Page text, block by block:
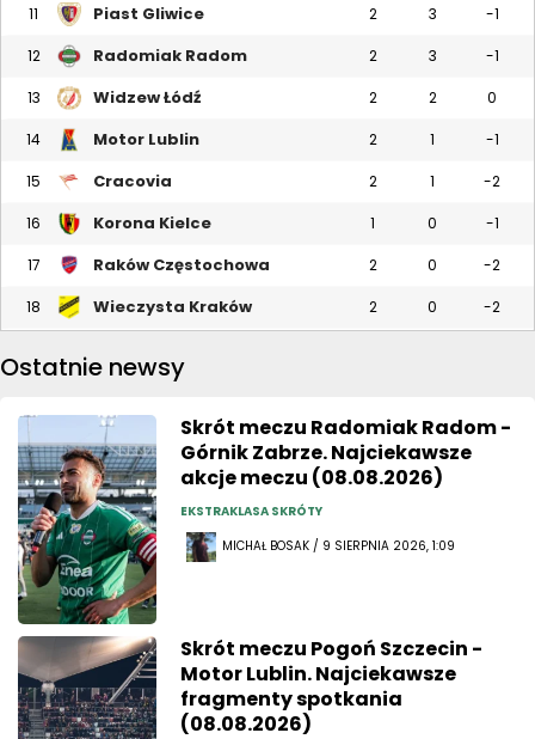
11 Piast Gliwice 2 3 -1
12 Radomiak Radom 2 3 -1
13 Widzew Łódź 2 2 0
14 Motor Lublin 2 1 -1
15 Cracovia 2 1 -2
16 Korona Kielce 1 0 -1
17 Raków Częstochowa 2 0 -2
18 Wieczysta Kraków 2 0 -2
Ostatnie newsy
Skrót meczu Radomiak Radom -
Górnik Zabrze. Najciekawsze
akcje meczu (08.08.2026)
EKSTRAKLASA SKRÓTY
MICHAŁ BOSAK / 9 SIERPNIA 2026, 1:09
Skrót meczu Pogoń Szczecin -
Motor Lublin. Najciekawsze
fragmenty spotkania
(08.08.2026)